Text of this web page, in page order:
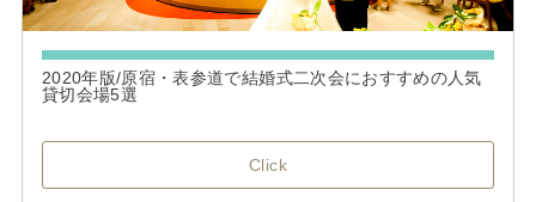
2020年版/原宿・表参道で結婚式二次会におすすめの人気
貸切会場5選
Click